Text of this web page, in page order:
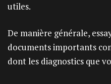
utiles.
De manière générale,
documents importants
dont les diagnostics que